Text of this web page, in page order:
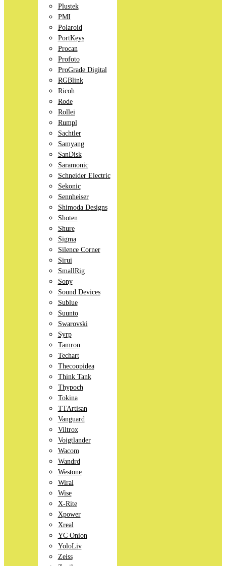
Plustek
PMI
Polaroid
PortKeys
Procan
Profoto
ProGrade Digital
RGBlink
Ricoh
Rode
Rollei
Rumpl
Sachtler
Samyang
SanDisk
Saramonic
Schneider Electric
Sekonic
Sennheiser
Shimoda Designs
Shoten
Shure
Sigma
Silence Corner
Sirui
SmallRig
Sony
Sound Devices
Sublue
Suunto
Swarovski
Syrp
Tamron
Techart
Thecoopidea
Think Tank
Thypoch
Tokina
TTArtisan
Vanguard
Viltrox
Voigtlander
Wacom
Wandrd
Westone
Wiral
Wise
X-Rite
Xpower
Xreal
YC Onion
YoloLiv
Zeiss